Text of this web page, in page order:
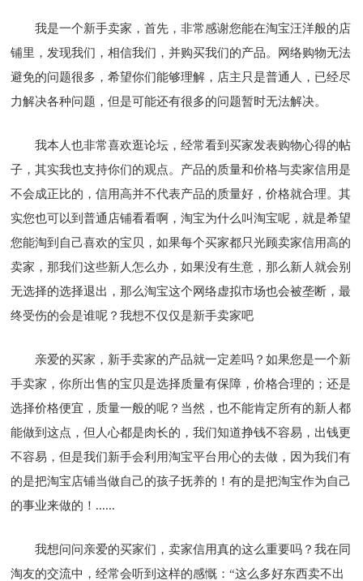
我是一个新手卖家，首先，非常感谢您能在淘宝汪洋般的店
铺里，发现我们，相信我们，并购买我们的产品。网络购物无法
避免的问题很多，希望你们能够理解，店主只是普通人，已经尽
力解决各种问题，但是可能还有很多的问题暂时无法解决。
我本人也非常喜欢逛论坛，经常看到买家发表购物心得的帖
子，其实我也支持你们的观点。产品的质量和价格与卖家信用是
不会成正比的，信用高并不代表产品的质量好，价格就合理。其
实您也可以到普通店铺看看啊，淘宝为什么叫淘宝呢，就是希望
您能淘到自己喜欢的宝贝，如果每个买家都只光顾卖家信用高的
卖家，那我们这些新人怎么办，如果没有生意，那么新人就会别
无选择的选择退出，那么淘宝这个网络虚拟市场也会被垄断，最
终受伤的会是谁呢？我想不仅仅是新手卖家吧
亲爱的买家，新手卖家的产品就一定差吗？如果您是一个新
手卖家，你所出售的宝贝是选择质量有保障，价格合理的；还是
选择价格便宜，质量一般的呢？当然，也不能肯定所有的新人都
能做到这点，但人心都是肉长的，我们知道挣钱不容易，出钱更
不容易，但是我们新手会利用淘宝平台用心的去做，因为我们有
的是把淘宝店铺当做自己的孩子抚养的！有的是把淘宝作为自己
的事业来做的！......
我想问问亲爱的买家们，卖家信用真的这么重要吗？我在同
淘友的交流中，经常会听到这样的感慨：“这么多好东西卖不出